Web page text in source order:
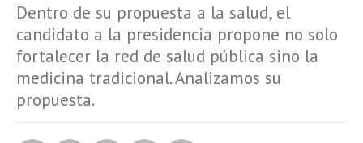
Dentro de su propuesta a la salud, el
candidato a la presidencia propone no solo
fortalecer la red de salud pública sino la
medicina tradicional. Analizamos su
propuesta.